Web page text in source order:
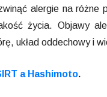
alergie na
życia. Objawy
układ oddechowy i
a Hashimoto.